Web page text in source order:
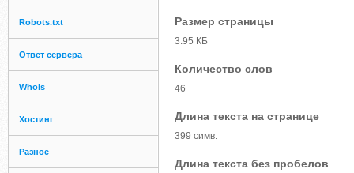
Robots.txt
Ответ сервера
Whois
Хостинг
Разное
Размер страницы
3.95 КБ
Количество слов
46
Длина текста на странице
399 симв.
Длина текста без пробелов